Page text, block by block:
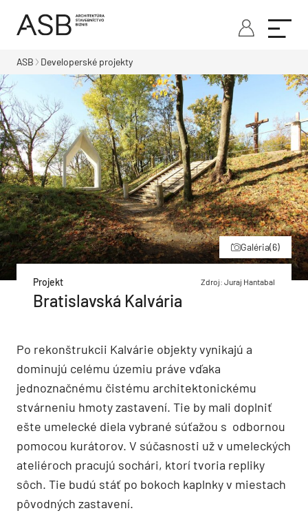
ASB Developerské projekty
Galéria(6)
Projekt Zdroj: Juraj Hantabal
Bratislavská Kalvária
Po rekonštrukcii Kalvárie objekty vynikajú a
dominujú celému územiu práve vďaka
jednoznačnému čistému architektonickému
stvárneniu hmoty zastavení. Tie by mali doplniť
ešte umelecké diela vybrané súťažou s odbornou
pomocou kurátorov. V súčasnosti už v umeleckých
ateliéroch pracujú sochári, ktorí tvoria repliky
sôch. Tie budú stáť po bokoch kaplnky v miestach
pôvodných zastavení.